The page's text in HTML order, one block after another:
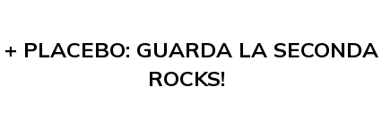
PLACEBO: GUARDA LA
ROCKS!